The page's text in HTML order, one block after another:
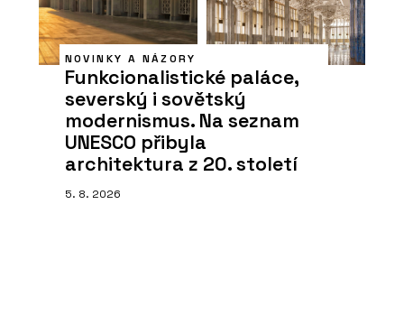
NOVINKY A NÁZORY
Funkcionalistické paláce,
severský i sovětský
modernismus. Na seznam
UNESCO přibyla
architektura z 20. století
5. 8. 2026